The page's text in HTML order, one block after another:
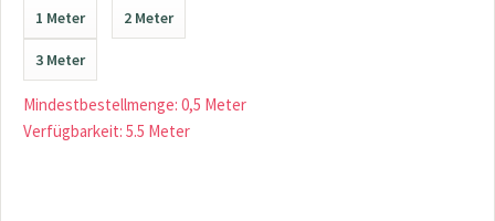
1 Meter 2 Meter
3 Meter
Mindestbestellmenge: 0,5 Meter
Verfügbarkeit: 5.5 Meter